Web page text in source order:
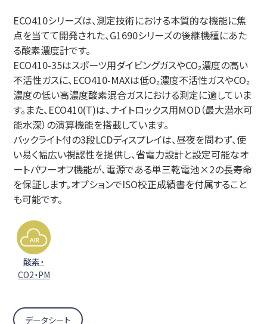
ECO410シリーズは、測定技術における本質的な機能に焦
点を当てて開発された、G1690シリーズの後継機種にあた
る酸素濃度計です。
ECO410-35はスポーツ用ダイビングガスやCO₂濃度の高い
不活性ガスに、ECO410-MAXは低O₂濃度不活性ガスやCO₂
濃度の低い高濃度酸素混合ガスにおける測定に適していま
す。また、ECO410(T)は、ナイトロックス用MOD（最大潜水可
能水深）の演算機能を搭載しています。
バックライト付の3段LCDディスプレイは、昼夜を問わず、使
い易く幅広い視認性を提供し、省電力設計と設定可能なオ
ートパワーオフ機能が、電源である単三乾電池×2の長寿命
を保証します。オプションでISO校正成績書を付属すること
も可能です。
酸素・
CO2・PM
データシート